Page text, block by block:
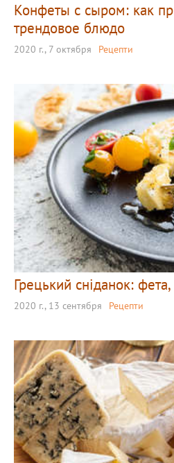
Конфеты с сыром: как
трендовое блюдо
2020 г., 7 октября Рецепти
Грецький сніданок:
2020 г., 13 сентября Рецепти